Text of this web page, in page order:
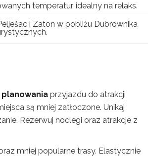
temperatur, idealny na relaks.
i Zaton w pobliżu Dubrownika
planowania przyjazdu do atrakcji
są mniej zatłoczone. Unikaj
Rezerwuj noclegi oraz atrakcje z
mniej popularne trasy. Elastycznie